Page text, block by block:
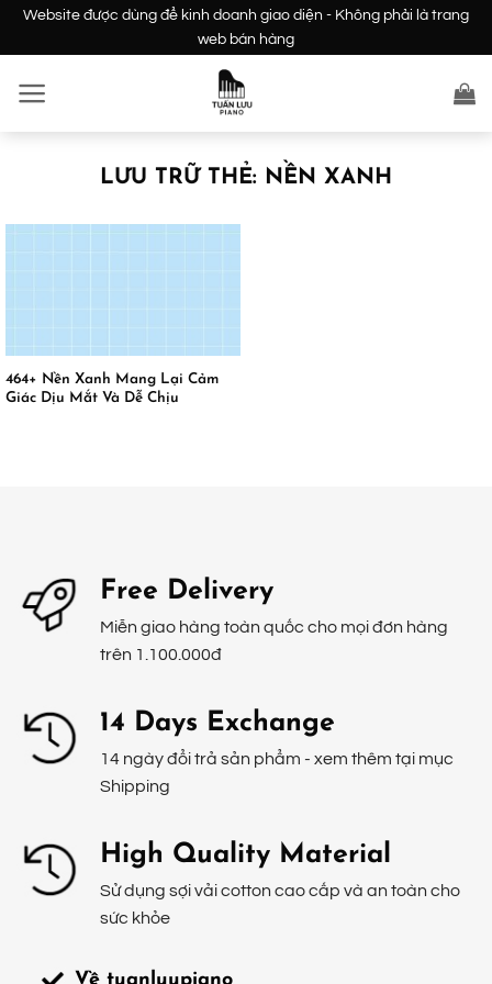
dung
Website được dùng để kinh doanh giao diện - Không phải là trang
web bán hàng
LƯU TRỮ THẺ: NỀN XANH
464+ Nền Xanh Mang Lại Cảm
Giác Dịu Mắt Và Dễ Chịu
Free Delivery
Miễn giao hàng toàn quốc cho mọi đơn hàng
trên 1.100.000đ
14 Days Exchange
14 ngày đổi trả sản phẩm - xem thêm tại mục
Shipping
High Quality Material
Sử dụng sợi vải cotton cao cấp và an toàn cho
sức khỏe